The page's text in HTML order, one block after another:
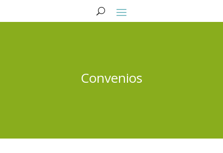
Convenios